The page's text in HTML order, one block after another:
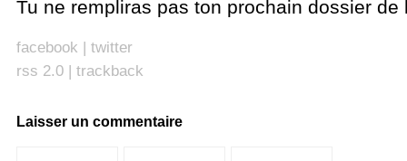
Tu ne rempliras pas ton prochain dossier de
facebook | twitter
rss 2.0| trackback
Laisser un commentaire